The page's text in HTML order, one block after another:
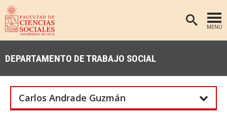
MENÚ
DEPARTAMENTOS
ANTROPOLOGÍA
PREGRADO
DEPARTAMENTO DE TRABAJO SOCIAL
Carlos Andrade Guzmán